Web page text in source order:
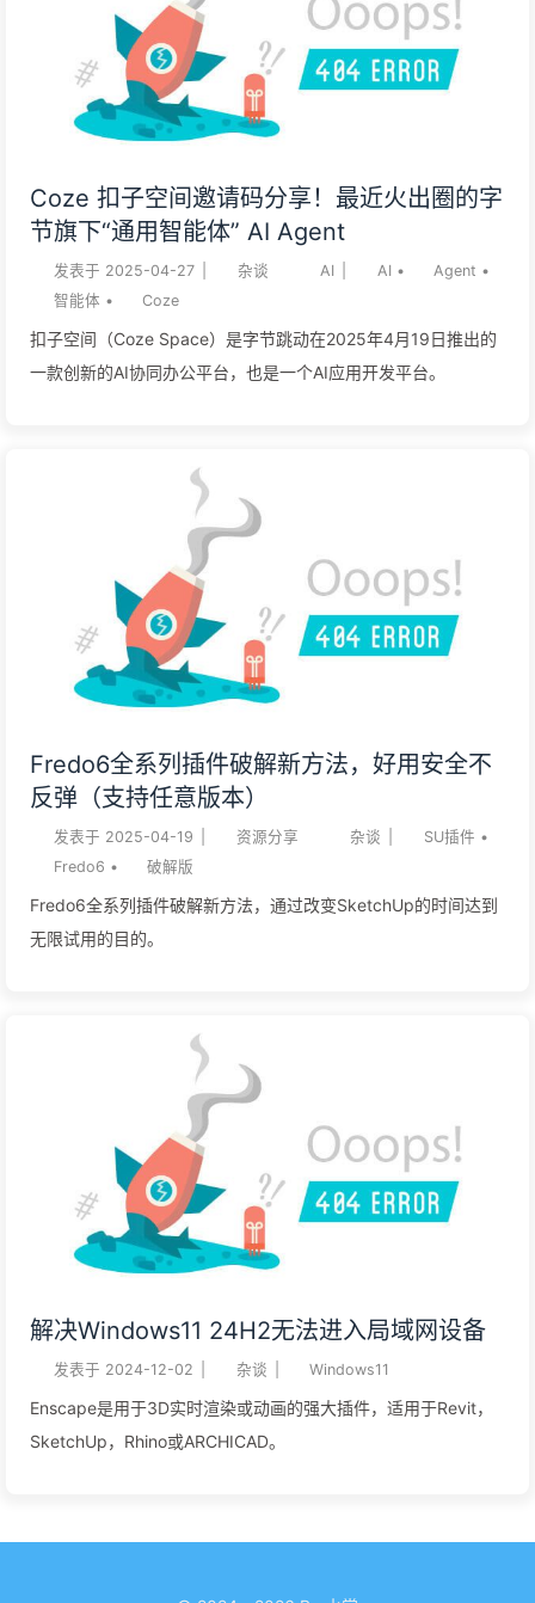
Coze 扣子空间邀请码分享！最近火出圈的字
节旗下“通用智能体” AI Agent
发表于 2025-04-27 杂谈 AI AI • Agent •
智能体 • Coze
扣子空间（Coze Space）是字节跳动在2025年4月19日推出的
一款创新的AI协同办公平台，也是一个AI应用开发平台。
Fredo6全系列插件破解新方法，好用安全不
反弹（支持任意版本）
发表于 2025-04-19 资源分享 杂谈 SU插件 •
Fredo6 • 破解版
Fredo6全系列插件破解新方法，通过改变SketchUp的时间达到
无限试用的目的。
解决Windows11 24H2无法进入局域网设备
发表于 2024-12-02 杂谈 Windows11
Enscape是用于3D实时渲染或动画的强大插件，适用于Revit，
SketchUp，Rhino或ARCHICAD。